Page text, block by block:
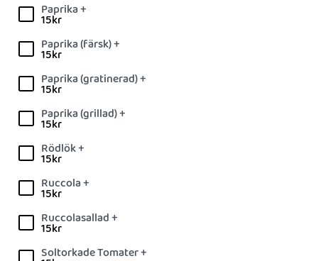
Paprika +
15kr
Paprika (färsk) +
15kr
Paprika (gratinerad) +
15kr
Paprika (grillad) +
15kr
Rödlök +
15kr
Ruccola +
15kr
Ruccolasallad +
15kr
Soltorkade Tomater +